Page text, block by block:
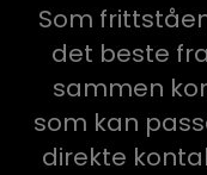
Som
det beste
sammen
som kan
direkte